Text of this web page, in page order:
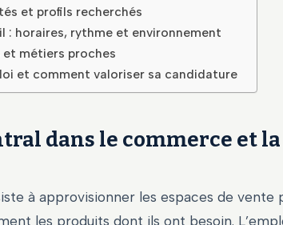
et profils recherchés
: horaires, rythme et environnement
et métiers proches
et comment valoriser sa candidature
dans le commerce et
à approvisionner les espaces de vente
les produits dont ils ont besoin.